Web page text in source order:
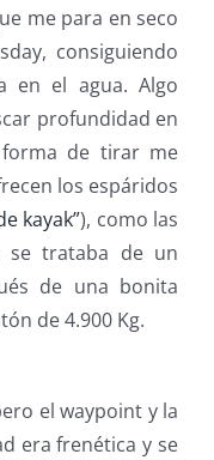
me para en seco
consiguiendo
en el agua. Algo
profundidad en
de tirar me
los espáridos
kayak”), como las
se trataba de un
de una bonita
de 4.900 Kg.
el waypoint y la
era frenética y se